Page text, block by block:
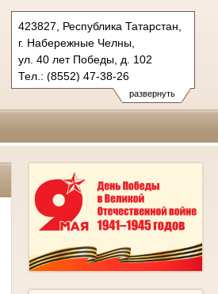
развернуть
423827, Республика Татарстан,
г. Набережные Челны,
ул. 40 лет Победы, д. 102
Тел.: (8552) 47-38-26
naberezhno-
chelninsky.tat@sudrf.ru